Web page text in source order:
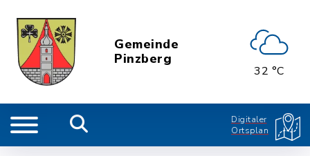
Gemeinde
Pinzberg
32 °C
Digitaler
Ortsplan